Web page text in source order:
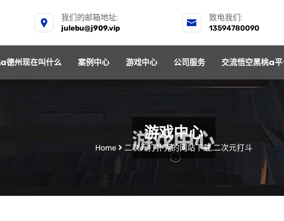
我们的邮箱地址:
julebu@j909.vip
致电我们:
13594780090
德州现在叫什么 案例中心 游戏中心 公司服务 交流悟空黑桃a
游戏中心
Home 二次元打扑克的网站下载,二次元打斗